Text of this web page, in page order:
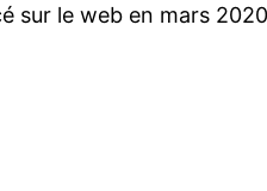
sur le web en mars